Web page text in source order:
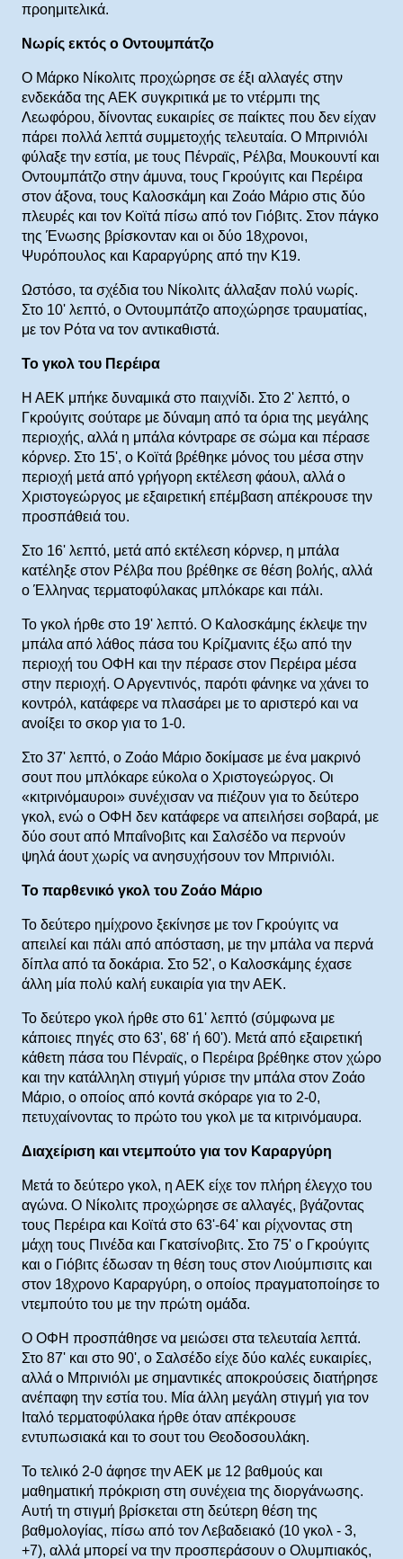
προημιτελικά.
Νωρίς εκτός ο Οντουμπάτζο
Ο Μάρκο Νίκολιτς προχώρησε σε έξι αλλαγές στην
ενδεκάδα της ΑΕΚ συγκριτικά με το ντέρμπι της
Λεωφόρου, δίνοντας ευκαιρίες σε παίκτες που δεν είχαν
πάρει πολλά λεπτά συμμετοχής τελευταία. Ο Μπρινιόλι
φύλαξε την εστία, με τους Πένραϊς, Ρέλβα, Μουκουντί και
Οντουμπάτζο στην άμυνα, τους Γκρούγιτς και Περέιρα
στον άξονα, τους Καλοσκάμη και Ζοάο Μάριο στις δύο
πλευρές και τον Κοϊτά πίσω από τον Γιόβιτς. Στον πάγκο
της Ένωσης βρίσκονταν και οι δύο 18χρονοι,
Ψυρόπουλος και Καραργύρης από την Κ19.
Ωστόσο, τα σχέδια του Νίκολιτς άλλαξαν πολύ νωρίς.
Στο 10' λεπτό, ο Οντουμπάτζο αποχώρησε τραυματίας,
με τον Ρότα να τον αντικαθιστά.
Το γκολ του Περέιρα
Η ΑΕΚ μπήκε δυναμικά στο παιχνίδι. Στο 2' λεπτό, ο
Γκρούγιτς σούταρε με δύναμη από τα όρια της μεγάλης
περιοχής, αλλά η μπάλα κόντραρε σε σώμα και πέρασε
κόρνερ. Στο 15', ο Κοϊτά βρέθηκε μόνος του μέσα στην
περιοχή μετά από γρήγορη εκτέλεση φάουλ, αλλά ο
Χριστογεώργος με εξαιρετική επέμβαση απέκρουσε την
προσπάθειά του.
Στο 16' λεπτό, μετά από εκτέλεση κόρνερ, η μπάλα
κατέληξε στον Ρέλβα που βρέθηκε σε θέση βολής, αλλά
ο Έλληνας τερματοφύλακας μπλόκαρε και πάλι.
Το γκολ ήρθε στο 19' λεπτό. Ο Καλοσκάμης έκλεψε την
μπάλα από λάθος πάσα του Κρίζμανιτς έξω από την
περιοχή του ΟΦΗ και την πέρασε στον Περέιρα μέσα
στην περιοχή. Ο Αργεντινός, παρότι φάνηκε να χάνει το
κοντρόλ, κατάφερε να πλασάρει με το αριστερό και να
ανοίξει το σκορ για το 1-0.
Στο 37' λεπτό, ο Ζοάο Μάριο δοκίμασε με ένα μακρινό
σουτ που μπλόκαρε εύκολα ο Χριστογεώργος. Οι
«κιτρινόμαυροι» συνέχισαν να πιέζουν για το δεύτερο
γκολ, ενώ ο ΟΦΗ δεν κατάφερε να απειλήσει σοβαρά, με
δύο σουτ από Μπαΐνοβιτς και Σαλσέδο να περνούν
ψηλά άουτ χωρίς να ανησυχήσουν τον Μπρινιόλι.
Το παρθενικό γκολ του Ζοάο Μάριο
Το δεύτερο ημίχρονο ξεκίνησε με τον Γκρούγιτς να
απειλεί και πάλι από απόσταση, με την μπάλα να περνά
δίπλα από τα δοκάρια. Στο 52', ο Καλοσκάμης έχασε
άλλη μία πολύ καλή ευκαιρία για την ΑΕΚ.
Το δεύτερο γκολ ήρθε στο 61' λεπτό (σύμφωνα με
κάποιες πηγές στο 63', 68' ή 60'). Μετά από εξαιρετική
κάθετη πάσα του Πένραϊς, ο Περέιρα βρέθηκε στον χώρο
και την κατάλληλη στιγμή γύρισε την μπάλα στον Ζοάο
Μάριο, ο οποίος από κοντά σκόραρε για το 2-0,
πετυχαίνοντας το πρώτο του γκολ με τα κιτρινόμαυρα.
Διαχείριση και ντεμπούτο για τον Καραργύρη
Μετά το δεύτερο γκολ, η ΑΕΚ είχε τον πλήρη έλεγχο του
αγώνα. Ο Νίκολιτς προχώρησε σε αλλαγές, βγάζοντας
τους Περέιρα και Κοϊτά στο 63'-64' και ρίχνοντας στη
μάχη τους Πινέδα και Γκατσίνοβιτς. Στο 75' ο Γκρούγιτς
και ο Γιόβιτς έδωσαν τη θέση τους στον Λιούμπισιτς και
στον 18χρονο Καραργύρη, ο οποίος πραγματοποίησε το
ντεμπούτο του με την πρώτη ομάδα.
Ο ΟΦΗ προσπάθησε να μειώσει στα τελευταία λεπτά.
Στο 87' και στο 90', ο Σαλσέδο είχε δύο καλές ευκαιρίες,
αλλά ο Μπρινιόλι με σημαντικές αποκρούσεις διατήρησε
ανέπαφη την εστία του. Μία άλλη μεγάλη στιγμή για τον
Ιταλό τερματοφύλακα ήρθε όταν απέκρουσε
εντυπωσιακά και το σουτ του Θεοδοσουλάκη.
Το τελικό 2-0 άφησε την ΑΕΚ με 12 βαθμούς και
μαθηματική πρόκριση στη συνέχεια της διοργάνωσης.
Αυτή τη στιγμή βρίσκεται στη δεύτερη θέση της
βαθμολογίας, πίσω από τον Λεβαδειακό (10 γκολ - 3,
+7), αλλά μπορεί να την προσπεράσουν ο Ολυμπιακός,